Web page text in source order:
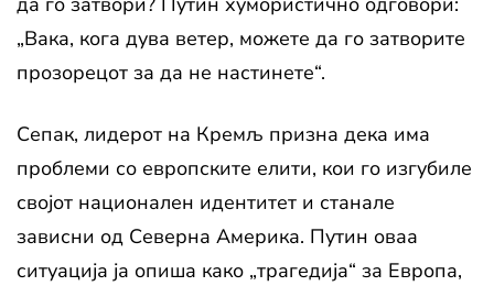
„Вака, кога дува ветер, можете да го затворите
прозорецот за да не настинете“.
Сепак, лидерот на Кремљ призна дека има
проблеми со европските елити, кои го изгубиле
својот национален идентитет и станале
зависни од Северна Америка. Путин оваа
ситуација ја опиша како „трагедија“ за Европа,